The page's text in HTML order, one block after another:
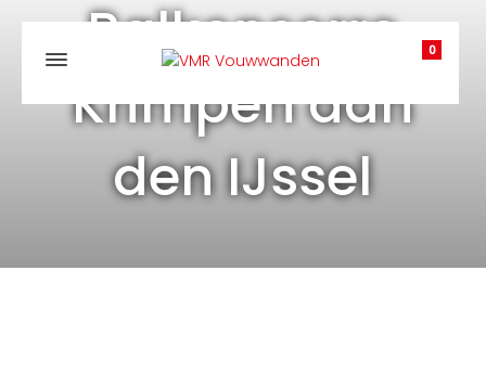
0
Balkonserre
Krimpen aan
den IJssel